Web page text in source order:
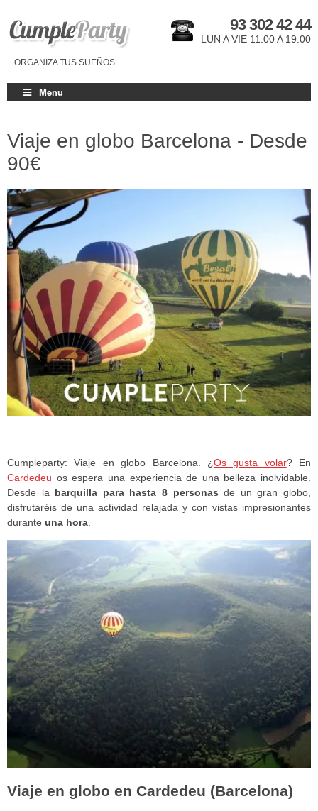
ORGANIZA TUS SUEÑOS
93 302 42 44
LUN A VIE 11:00 A 19:00
Menu
Viaje en globo Barcelona - Desde
90€
Cumpleparty: Viaje en globo Barcelona. ¿Os gusta volar? En
Cardedeu os espera una experiencia de una belleza inolvidable.
Desde la barquilla para hasta 8 personas de un gran globo,
disfrutaréis de una actividad relajada y con vistas impresionantes
durante una hora
Viaje en globo en Cardedeu (Barcelona)